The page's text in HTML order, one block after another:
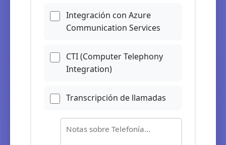
Integración con Azure
Communication Services
CTI (Computer Telephony
Integration)
Transcripción de llamadas